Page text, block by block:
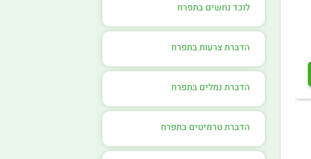
לוכד נחשים בתפרח
הדברת צרעות בתפרח
הדברת נמלים בתפרח
הדברת טרמיטים בתפרח